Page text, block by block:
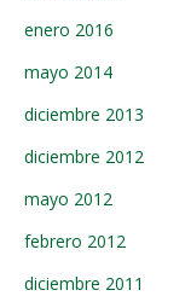
enero 2016
mayo 2014
diciembre 2013
diciembre 2012
mayo 2012
febrero 2012
diciembre 2011